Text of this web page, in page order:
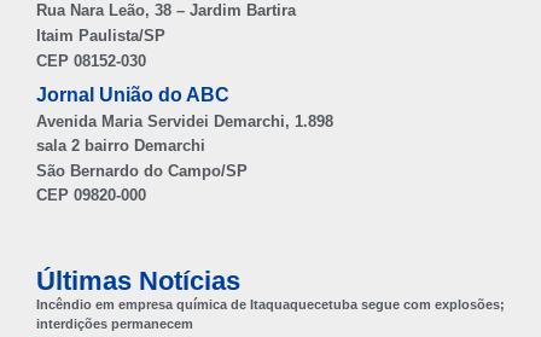
Rua Nara Leão, 38 – Jardim Bartira
Itaim Paulista/SP
CEP 08152-030
Jornal União do ABC
Avenida Maria Servidei Demarchi, 1.898
sala 2 bairro Demarchi
São Bernardo do Campo/SP
CEP 09820-000
Últimas Notícias
Incêndio em empresa química de Itaquaquecetuba segue com explosões;
interdições permanecem